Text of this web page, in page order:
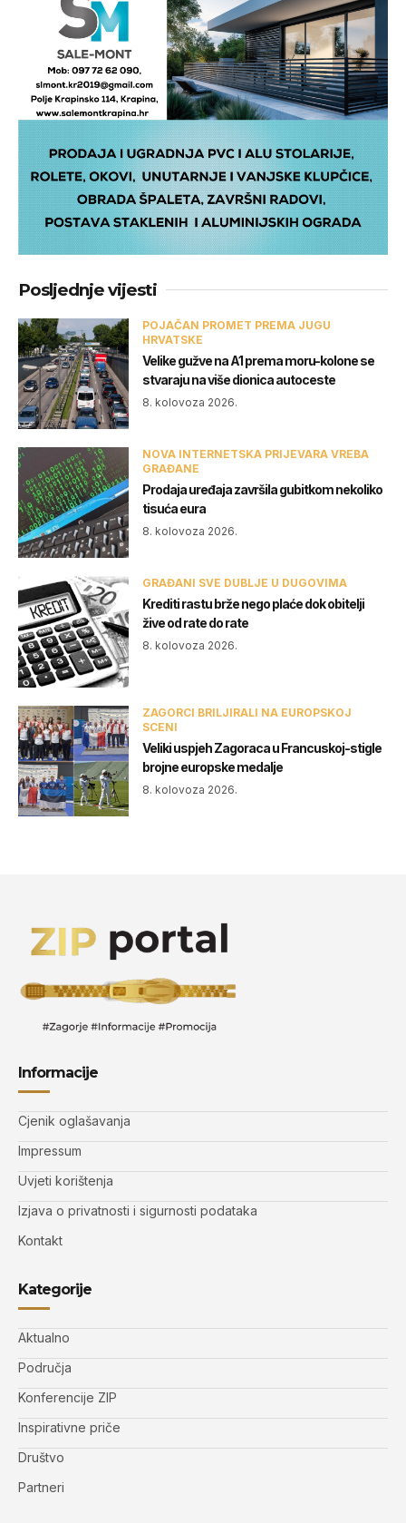
Posljednje vijesti
POJAČAN PROMET PREMA JUGU
HRVATSKE
Velike gužve na A1 prema moru-kolone se
stvaraju na više dionica autoceste
8. kolovoza 2026.
NOVA INTERNETSKA PRIJEVARA VREBA
GRAĐANE
Prodaja uređaja završila gubitkom nekoliko
tisuća eura
8. kolovoza 2026.
GRAĐANI SVE DUBLJE U DUGOVIMA
Krediti rastu brže nego plaće dok obitelji
žive od rate do rate
8. kolovoza 2026.
ZAGORCI BRILJIRALI NA EUROPSKOJ
SCENI
Veliki uspjeh Zagoraca u Francuskoj-stigle
brojne europske medalje
8. kolovoza 2026.
Informacije
Cjenik oglašavanja
Impressum
Uvjeti korištenja
Izjava o privatnosti i sigurnosti podataka
Kontakt
Kategorije
Aktualno
Područja
Konferencije ZIP
Inspirativne priče
Društvo
Partneri